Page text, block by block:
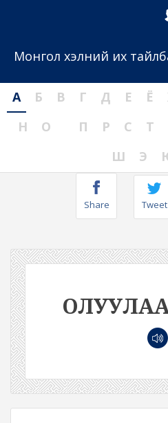
Монгол хэлний их
А Б В Г Д Е Ё
Н
О П Р С Т
Ш
Э
Share Tweet